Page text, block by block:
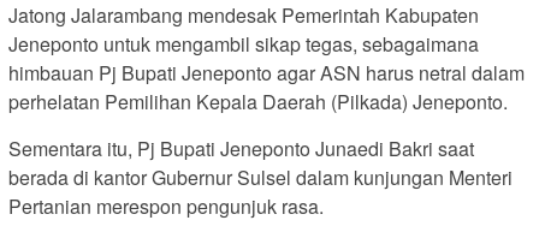
Jatong Jalarambang mendesak Pemerintah Kabupaten
Jeneponto untuk mengambil sikap tegas, sebagaimana
himbauan Pj Bupati Jeneponto agar ASN harus netral dalam
perhelatan Pemilihan Kepala Daerah (Pilkada) Jeneponto.
Sementara itu, Pj Bupati Jeneponto Junaedi Bakri saat
berada di kantor Gubernur Sulsel dalam kunjungan Menteri
Pertanian merespon pengunjuk rasa.